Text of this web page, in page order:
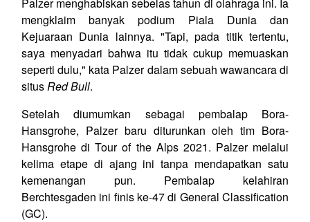
mengklaim banyak podium Piala Dunia dan
Kejuaraan Dunia lainnya. "Tapi, pada titik tertentu,
saya menyadari bahwa itu tidak cukup memuaskan
seperti dulu," kata Palzer dalam sebuah wawancara di
situsRed Bull.
Setelah diumumkan sebagai pembalap Bora-
Hansgrohe, Palzer baru diturunkan oleh tim Bora-
Hansgrohe di Tour of the Alps 2021. Palzer melalui
kelima etape di ajang ini tanpa mendapatkan satu
kemenangan pun. Pembalap kelahiran
Berchtesgaden ini finis ke-47 di General Classification
(GC).